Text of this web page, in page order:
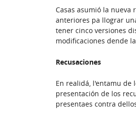
Casas asumió la
anteriores pa llograr
tener cinco versiones
modificaciones dende
Recusaciones
En realidá, l'entamu de
presentación de los
presentaes contra